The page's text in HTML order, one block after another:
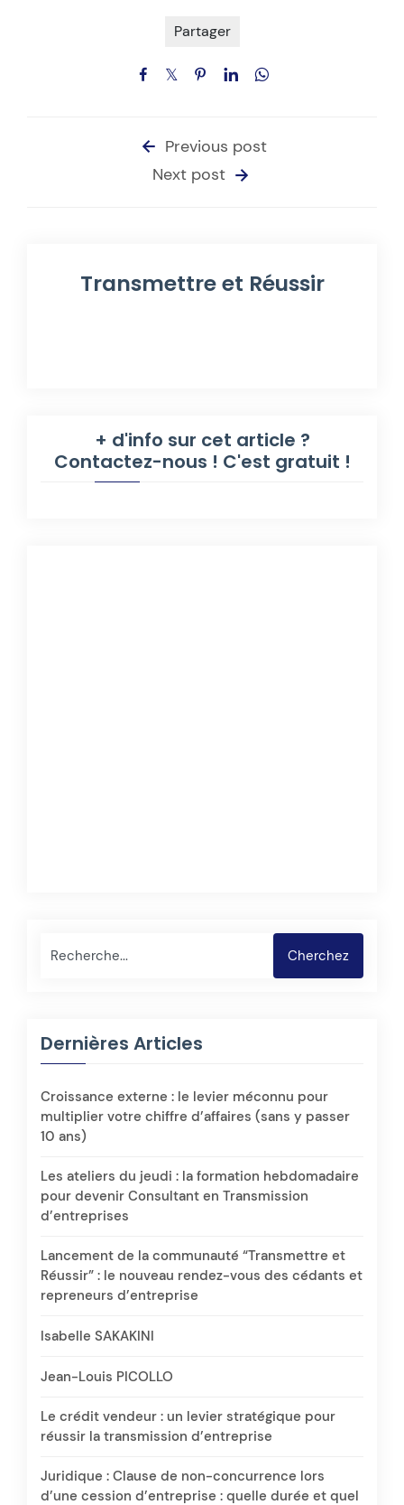
Partager
Previous post
Next post
Transmettre et Réussir
+ d'info sur cet article ?
Contactez-nous ! C'est gratuit !
Rechercher Cherchez
Dernières Articles
Croissance externe : le levier méconnu pour
multiplier votre chiffre d’affaires (sans y passer
10 ans)
Les ateliers du jeudi : la formation hebdomadaire
pour devenir Consultant en Transmission
d’entreprises
Lancement de la communauté “Transmettre et
Réussir” : le nouveau rendez-vous des cédants et
repreneurs d’entreprise
Isabelle SAKAKINI
Jean-Louis PICOLLO
Le crédit vendeur : un levier stratégique pour
réussir la transmission d’entreprise
Juridique : Clause de non-concurrence lors
d’une cession d’entreprise : quelle durée et quel